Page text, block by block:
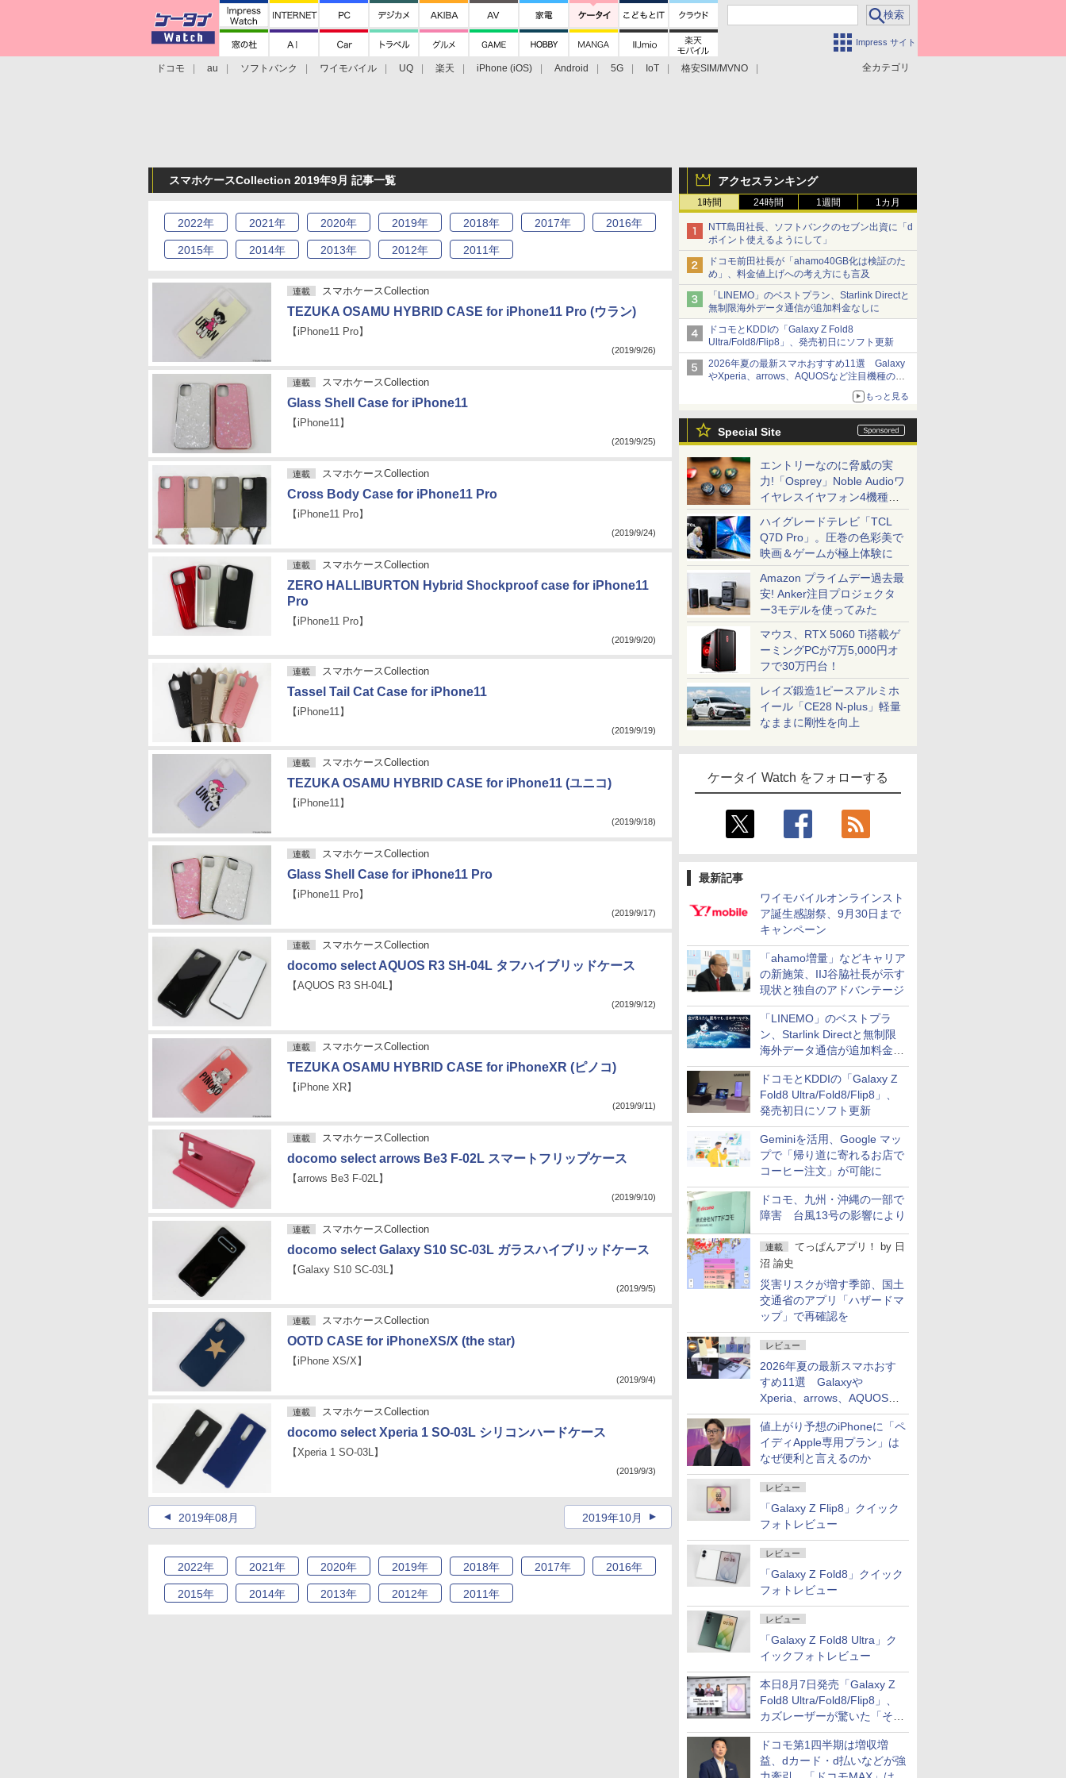
Impress サイト
全カテゴリ
ドコモ au ソフトバンク ワイモバイル UQ 楽天 iPhone (iOS) Android 5G IoT
格安SIM/MVNO
アクセスランキング
1時間 24時間 1週間 1カ月
NTT島田社長、ソフトバンクのセブン出資に「d
ポイント使えるようにして」
ドコモ前田社長が「ahamo40GB化は検証のた
め」、料金値上げへの考え方にも言及
「LINEMO」のベストプラン、Starlink Directと
無制限海外データ通信が追加料金なしに
ドコモとKDDIの「Galaxy Z Fold8
Ultra/Fold8/Flip8」、発売初日にソフト更新
2026年夏の最新スマホおすすめ11選 Galaxy
やXperia、arrows、AQUOSなど注目機種の特
もっと見る
Special Site
エントリーなのに脅威の実
力!「Osprey」Noble Audioワ
イヤレスイヤフォン4機種を
一気に聴く
ハイグレードテレビ「TCL
Q7D Pro」。圧巻の色彩美で
映画＆ゲームが極上体験に
Amazon プライムデー過去最
安! Anker注目プロジェクタ
ー3モデルを使ってみた
マウス、RTX 5060 Ti搭載ゲ
ーミングPCが7万5,000円オ
フで30万円台！
レイズ鍛造1ピースアルミホ
イール「CE28 N-plus」軽量
なままに剛性を向上
ケータイ Watch をフォローする
最新記事
ワイモバイルオンラインスト
ア誕生感謝祭、9月30日まで
キャンペーン
「ahamo増量」などキャリア
の新施策、IIJ谷脇社長が示す
現状と独自のアドバンテージ
「LINEMO」のベストプラ
ン、Starlink Directと無制限
海外データ通信が追加料金な
しに
ドコモとKDDIの「Galaxy Z
Fold8 Ultra/Fold8/Flip8」、
発売初日にソフト更新
Geminiを活用、Google マッ
プで「帰り道に寄れるお店で
コーヒー注文」が可能に
ドコモ、九州・沖縄の一部で
障害 台風13号の影響により
連載 てっぱんアプリ！ by 日
沼 諭史
災害リスクが増す季節、国土
交通省のアプリ「ハザードマ
ップ」で再確認を
レビュー
2026年夏の最新スマホおす
すめ11選 Galaxyや
Xperia、arrows、AQUOSな
ど注目機種の特徴は
値上がり予想のiPhoneに「ペ
イディApple専用プラン」は
なぜ便利と言えるのか
レビュー
「Galaxy Z Flip8」クイック
フォトレビュー
レビュー
「Galaxy Z Fold8」クイック
フォトレビュー
レビュー
「Galaxy Z Fold8 Ultra」ク
イックフォトレビュー
本日8月7日発売「Galaxy Z
Fold8 Ultra/Fold8/Flip8」、
カズレーザーが驚いた「そば
屋のメニュー並みの薄さ」
ドコモ第1四半期は増収増
益、dカード・d払いなどが強
スマホケースCollection 2019年9月 記事一覧
2022年 2021年 2020年 2019年 2018年 2017年 2016年
2015年 2014年 2013年 2012年 2011年
連載 スマホケースCollection
TEZUKA OSAMU HYBRID CASE for iPhone11 Pro (ウラン)
【iPhone11 Pro】
(2019/9/26)
連載 スマホケースCollection
Glass Shell Case for iPhone11
【iPhone11】
(2019/9/25)
連載 スマホケースCollection
Cross Body Case for iPhone11 Pro
【iPhone11 Pro】
(2019/9/24)
連載 スマホケースCollection
ZERO HALLIBURTON Hybrid Shockproof case for iPhone11
Pro
【iPhone11 Pro】
(2019/9/20)
連載 スマホケースCollection
Tassel Tail Cat Case for iPhone11
【iPhone11】
(2019/9/19)
連載 スマホケースCollection
TEZUKA OSAMU HYBRID CASE for iPhone11 (ユニコ)
【iPhone11】
(2019/9/18)
連載 スマホケースCollection
Glass Shell Case for iPhone11 Pro
【iPhone11 Pro】
(2019/9/17)
連載 スマホケースCollection
docomo select AQUOS R3 SH-04L タフハイブリッドケース
【AQUOS R3 SH-04L】
(2019/9/12)
連載 スマホケースCollection
TEZUKA OSAMU HYBRID CASE for iPhoneXR (ピノコ)
【iPhone XR】
(2019/9/11)
連載 スマホケースCollection
docomo select arrows Be3 F-02L スマートフリップケース
【arrows Be3 F-02L】
(2019/9/10)
連載 スマホケースCollection
docomo select Galaxy S10 SC-03L ガラスハイブリッドケース
【Galaxy S10 SC-03L】
(2019/9/5)
連載 スマホケースCollection
OOTD CASE for iPhoneXS/X (the star)
【iPhone XS/X】
(2019/9/4)
連載 スマホケースCollection
docomo select Xperia 1 SO-03L シリコンハードケース
【Xperia 1 SO-03L】
(2019/9/3)
2019年08月 2019年10月
2022年 2021年 2020年 2019年 2018年 2017年 2016年
2015年 2014年 2013年 2012年 2011年